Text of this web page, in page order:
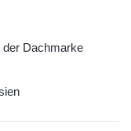
der Dachmarke